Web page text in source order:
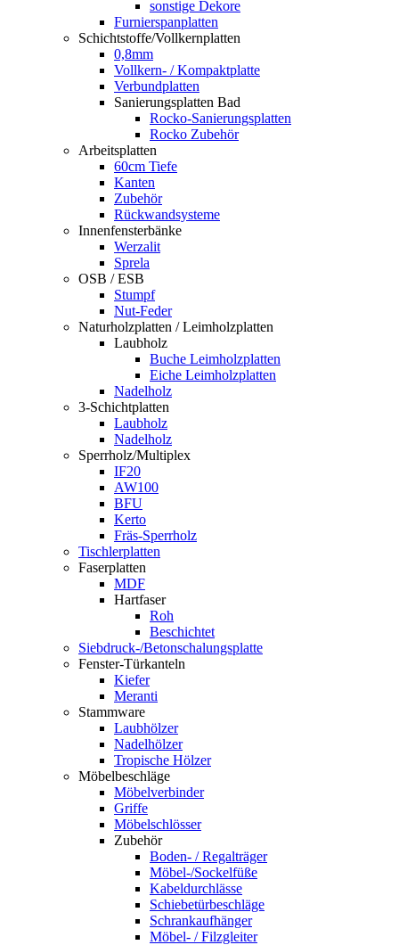
sonstige Dekore
Furnierspanplatten
Schichtstoffe/Vollkernplatten
0,8mm
Vollkern- / Kompaktplatte
Verbundplatten
Sanierungsplatten Bad
Rocko-Sanierungsplatten
Rocko Zubehör
Arbeitsplatten
60cm Tiefe
Kanten
Zubehör
Rückwandsysteme
Innenfensterbänke
Werzalit
Sprela
OSB / ESB
Stumpf
Nut-Feder
Naturholzplatten / Leimholzplatten
Laubholz
Buche Leimholzplatten
Eiche Leimholzplatten
Nadelholz
3-Schichtplatten
Laubholz
Nadelholz
Sperrholz/Multiplex
IF20
AW100
BFU
Kerto
Fräs-Sperrholz
Tischlerplatten
Faserplatten
MDF
Hartfaser
Roh
Beschichtet
Siebdruck-/Betonschalungsplatte
Fenster-Türkanteln
Kiefer
Meranti
Stammware
Laubhölzer
Nadelhölzer
Tropische Hölzer
Möbelbeschläge
Möbelverbinder
Griffe
Möbelschlösser
Zubehör
Boden- / Regalträger
Möbel-/Sockelfüße
Kabeldurchlässe
Schiebetürbeschläge
Schrankaufhänger
Möbel- / Filzgleiter